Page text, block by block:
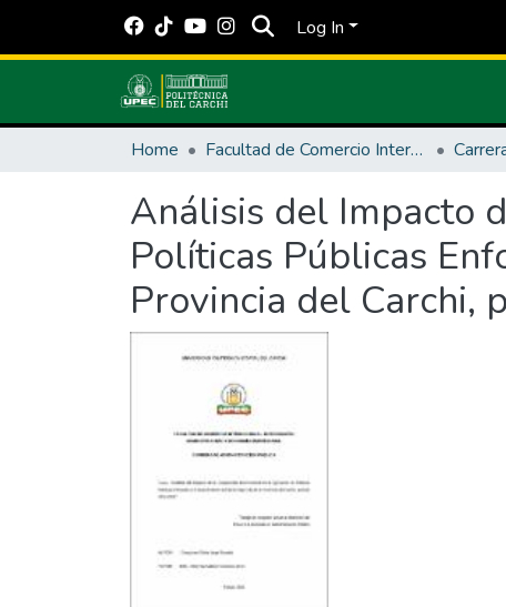
Log In
Home Facultad de Comercio Internacional, Integración, Administración y Economía Empresarial
Análisis del Impacto
Políticas Públicas
Provincia del Carchi,